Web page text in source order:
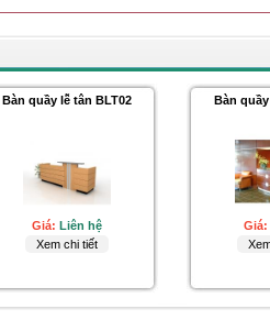
Bàn quầy lễ tân BLT02
Giá: Liên hệ
Xem chi tiết
Bàn
Giá: